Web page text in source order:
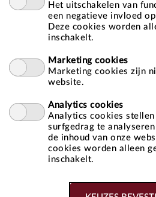
Druk hierboven op
overzicht van alle activiteiten.
Onthoud mij op deze computer
niet geschikt voor openbare computers
» Aanmelden als nieuwe gebruiker
» Wachtwoord vergeten?
Het uitschakelen van
een negatieve invloed
Deze cookies worden
inschakelt.
Marketing cookies
Marketing cookies zijn
website.
Analytics cookies
Analytics cookies
surfgedrag te
de inhoud van onze
cookies worden alleen
inschakelt.